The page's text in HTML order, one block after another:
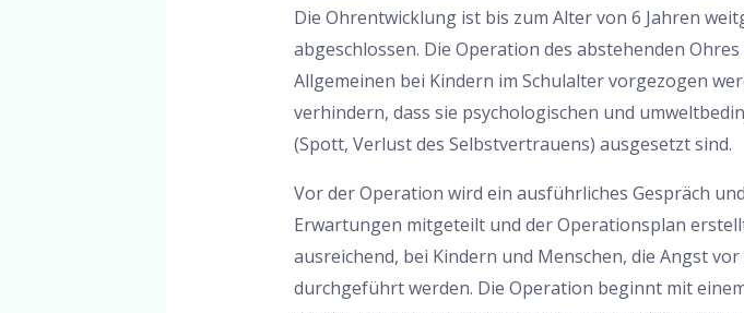
Die Ohrentwicklung ist bis zum Alter von 6 Jahren
abgeschlossen. Die Operation des abstehenden
Allgemeinen bei Kindern im Schulalter vorgezogen
verhindern, dass sie psychologischen und
(Spott, Verlust des Selbstvertrauens) ausgesetzt sind.
Vor der Operation wird ein ausführliches Gespräch
Erwartungen mitgeteilt und der Operationsplan
ausreichend, bei Kindern und Menschen, die Angst
durchgeführt werden. Die Operation beginnt mit